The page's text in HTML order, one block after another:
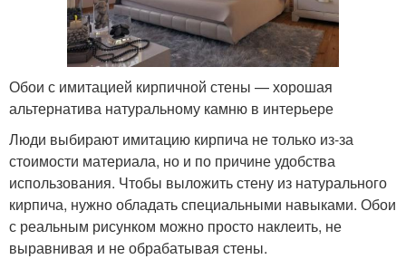
Обои с имитацией кирпичной стены — хорошая
альтернатива натуральному камню в интерьере
Люди выбирают имитацию кирпича не только из-за
стоимости материала, но и по причине удобства
использования. Чтобы выложить стену из натурального
кирпича, нужно обладать специальными навыками. Обои
с реальным рисунком можно просто наклеить, не
выравнивая и не обрабатывая стены.